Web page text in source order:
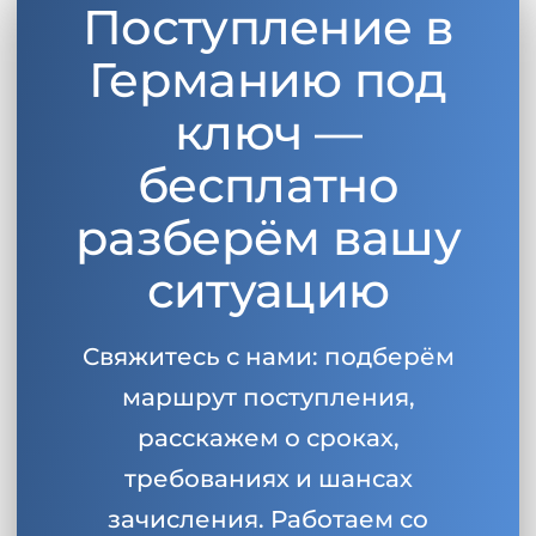
Наши студенты успешно поступают
КОНСУЛЬТАЦИЯ!
Беларусь
Другая страна
ЗАПИСАТЬСЯ НА КОНСУЛЬТАЦИЮ
Поступление в
Германию под
ключ —
бесплатно
разберём вашу
ситуацию
Свяжитесь с нами: подберём
маршрут поступления,
расскажем о сроках,
требованиях и шансах
зачисления. Работаем со